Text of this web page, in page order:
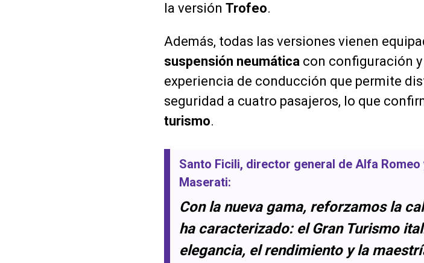
la versión Trofeo.
Además, todas las versiones vienen
suspensión neumática con configuración
experiencia de conducción que permite
seguridad a cuatro pasajeros, lo que
turismo.
Santo Ficili, director general de Alfa
Maserati:
Con la nueva gama, reforzamos la
ha caracterizado: el Gran Turismo
elegancia, el rendimiento y la